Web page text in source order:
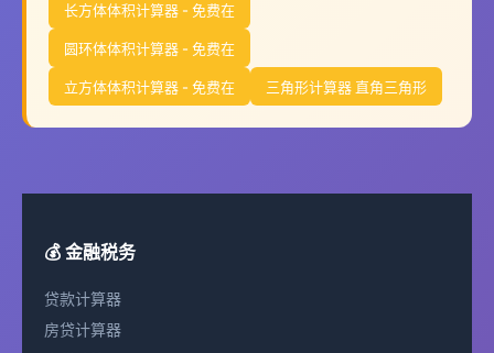
长方体体积计算器 - 免费在
圆环体体积计算器 - 免费在
立方体体积计算器 - 免费在 三角形计算器 直角三角形
💰 金融税务
贷款计算器
房贷计算器